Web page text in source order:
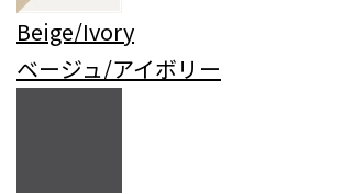
Beige/Ivory
ベージュ/アイボリー